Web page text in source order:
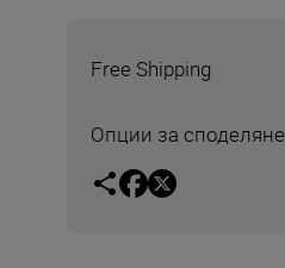
Free Shipping
Опции за споделяне